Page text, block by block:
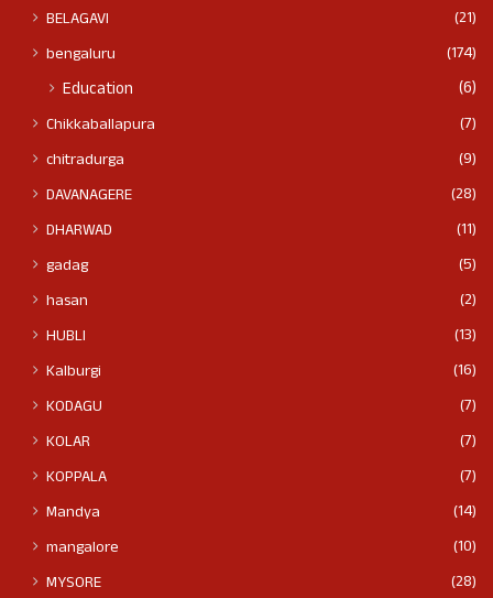
BELAGAVI
(21)
bengaluru
(174)
Education (6)
Chikkaballapura
(7)
chitradurga
(9)
DAVANAGERE
(28)
DHARWAD
(11)
gadag
(5)
hasan
(2)
HUBLI
(13)
Kalburgi
(16)
KODAGU
(7)
KOLAR
(7)
KOPPALA
(7)
Mandya
(14)
mangalore
(10)
MYSORE
(28)